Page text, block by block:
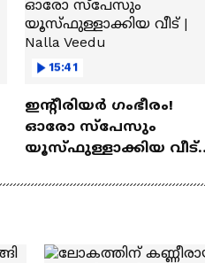
15:41
ഇന്റീരിയർ ഗംഭീരം!
ഓരോ സ്‌പേസും
യൂസ്ഫുള്ളാക്കിയ വീട് |